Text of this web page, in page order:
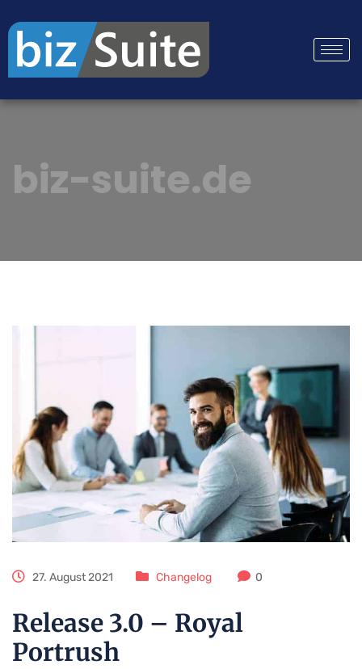
biz-suite.de
27. August 2021 Changelog 0
Release 3.0 – Royal
Portrush